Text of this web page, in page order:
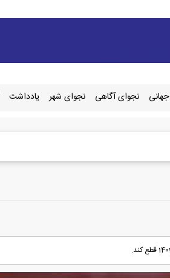
نجوای آگاهی نجوای شهر یادداشت